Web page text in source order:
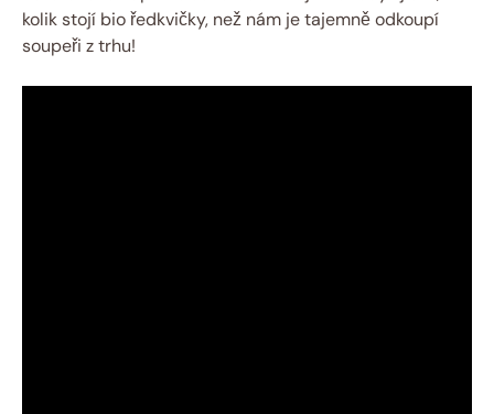
kolik stojí bio ředkvičky, než nám je tajemně odkoupí
soupeři z trhu!